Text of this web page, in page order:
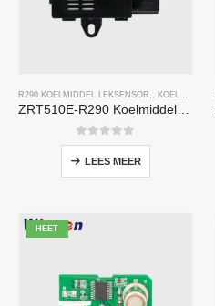
R290 KOELMIDDEL LEKSENSOR KOELGASSENSOR
0Van de 5
LEES MEER
HEET